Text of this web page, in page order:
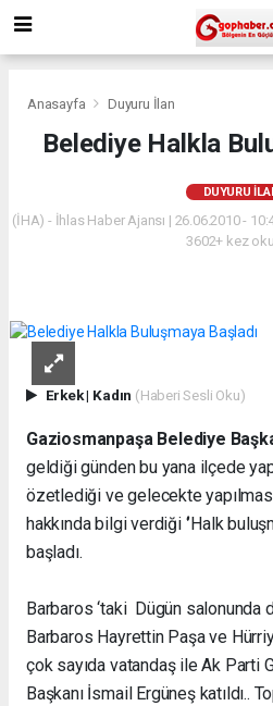
Anasayfa Duyuru İlan
Belediye Halkla
DUYURU
(İHA) - İhlas Haber Ajansı | 26.06.2010 -
3602+ kez
Erkek| Kadın (Haberi Sesli Oku)
Gaziosmanpaşa Belediye
geldiği günden bu yana ilçede
özetlediği ve gelecekte
hakkında bilgi verdiği ‘’Halk
başladı.
Barbaros ‘taki Dügün salonunda
Barbaros Hayrettin Paşa ve
çok sayıda vatandaş ile Ak Parti
Başkanı İsmail Ergüneş katıldı..